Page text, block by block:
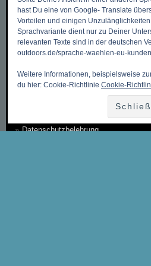
Meine Wunschliste
Mein Warenkorb
Kasse
Kontakt, Öffnungszeiten & Anfahrt
Versandkosten & Versandarten
Datenschutzbelehrung
hast Du eine von Google- Translate
Vorteilen und einigen
Sprachvariante dient nur zu Deiner
relevanten Texte sind in der deutschen
outdoors.de/sprache-waehlen-eu-
Weitere Informationen, beispielsweise
du hier: Cookie-Richtlinie Cookie-